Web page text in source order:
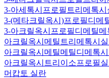
3-아세톡시프로필트리메톡시
3-(메타크릴옥시)프로필디메
3-아크릴옥시프로필디메틸메
아크릴옥시메틸트리메톡시실
아크릴옥시메틸메틸디메톡시
아크릴옥시트리이소프로필실
머캅토 실란